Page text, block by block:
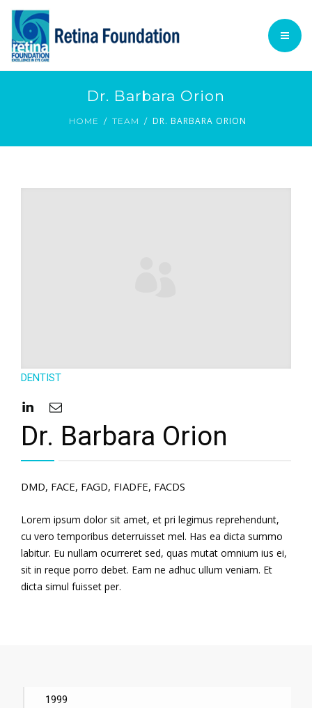
TECHNOLOGY
ACADEMIC
PROCEDURES
FOUNDATION @ GLANCE
ACADEMIC
Dr. Barbara Orion
HOME TEAM DR. BARBARA ORION
DENTIST
Dr. Barbara Orion
DMD, FACE, FAGD, FIADFE, FACDS
Lorem ipsum dolor sit amet, et pri legimus reprehendunt,
cu vero temporibus deterruisset mel. Has ea dicta summo
labitur. Eu nullam ocurreret sed, quas mutat omnium ius ei,
sit in reque porro debet. Eam ne adhuc ullum veniam. Et
dicta simul fuisset per.
1999